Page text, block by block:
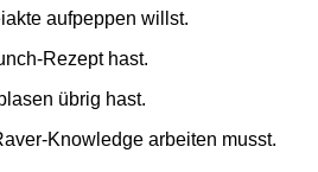
aufpeppen willst.
Rezept hast.
übrig hast.
Knowledge arbeiten musst.